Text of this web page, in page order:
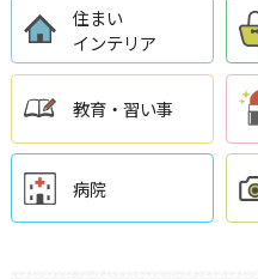
住まい
インテリア
教育・習い事
病院